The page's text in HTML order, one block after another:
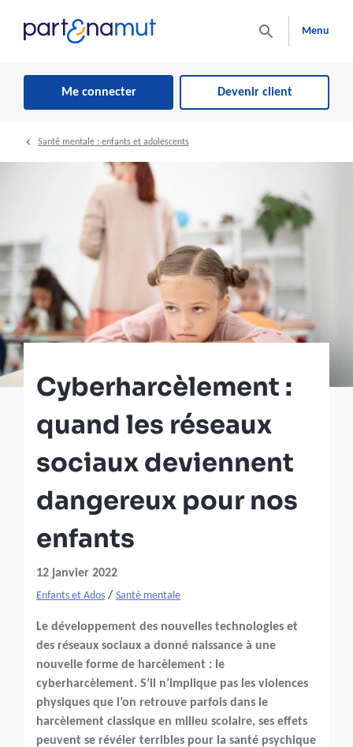
Menu
Me connecter Devenir client
Santé mentale : enfants et adolescents
Cyberharcèlement :
quand les réseaux
sociaux deviennent
dangereux pour nos
enfants
12 janvier 2022
Enfants et Ados / Santé mentale
Le développement des nouvelles technologies et
des réseaux sociaux a donné naissance à une
nouvelle forme de harcèlement : le
cyberharcèlement. S’il n’implique pas les violences
physiques que l’on retrouve parfois dans le
harcèlement classique en milieu scolaire, ses effets
peuvent se révéler terribles pour la santé psychique